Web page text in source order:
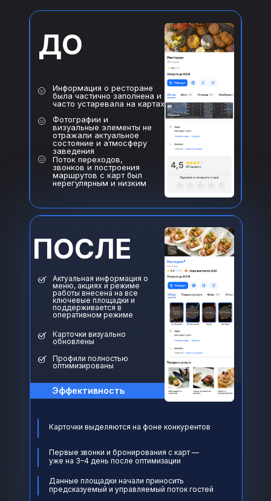
ДО
ПОСЛЕ
Эффективность
Карточки выделяются на фоне конкурентов
Первые звонки и бронирования с карт —
уже на 3–4 день после оптимизации
Данные площадки начали приносить
предсказуемый и управляемый поток гостей
Поток переходов,
звонков и построения
маршрутов с карт был
нерегулярным и низким
Фотографии и
визуальные элементы не
отражали актуальное
состояние и атмосферу
заведения
Информация о ресторане
была частично заполнена и
часто устаревала на картах
Профили полностью
оптимизированы
Карточки визуально
обновлены
Актуальная информация о
меню, акциях и режиме
работы внесена на все
ключевые площадки и
поддерживается в
оперативном режиме